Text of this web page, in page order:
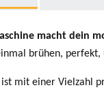
macht dein
brühen,
ist mit einer Vielzahl